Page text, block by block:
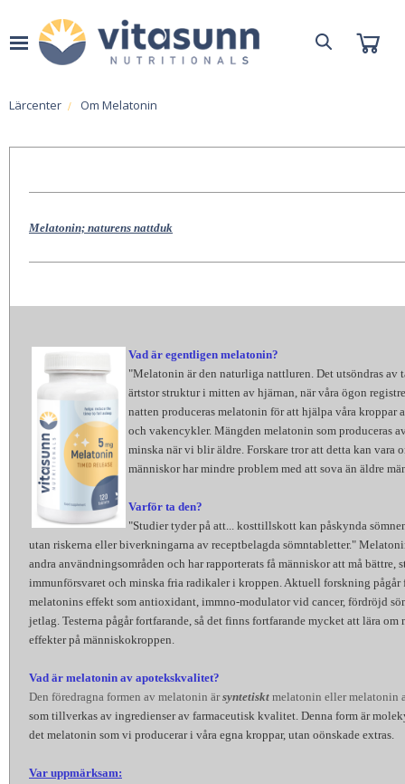
Lärcenter Om Melatonin
Melatonin; naturens nattduk
Vad är egentligen melatonin?
"Melatonin är den naturliga nattluren. Det utsöndras
ärtstor struktur i mitten av hjärnan, när våra ögon
natten produceras melatonin för att hjälpa våra kroppar
och vakencykler. Mängden melatonin som produceras
minska när vi blir äldre. Forskare tror att detta kan vara
människor har mindre problem med att sova än äldre
Varför ta den?
"Studier tyder på att... kosttillskott kan påskynda
utan riskerna eller biverkningarna av receptbelagda sömntabletter."
andra användningsområden och har rapporterats få människor att må bättre,
immunförsvaret och minska fria radikaler i kroppen. Aktuell forskning pågår
melatonins effekt som antioxidant, immno-modulator vid cancer, fördröjd
jetlag. Testerna pågår fortfarande, så det finns fortfarande mycket att lära om
effekter på människokroppen.
Vad är melatonin av apotekskvalitet?
Den föredragna formen av melatonin ärsyntetiskt melatonin eller melatonin
som tillverkas av ingredienser av farmaceutisk kvalitet. Denna form är
det melatonin som vi producerar i våra egna kroppar, utan oönskade extras.
Var uppmärksam: